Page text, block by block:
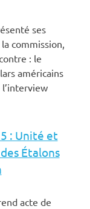
ses
commission,
: le
américains
: Unité et
Étalons
acte de